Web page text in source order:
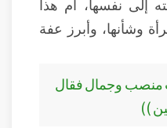
إلى نفسها، أم هذا
وشأنها، وأبرز عفة
منصب وجمال فقال
))